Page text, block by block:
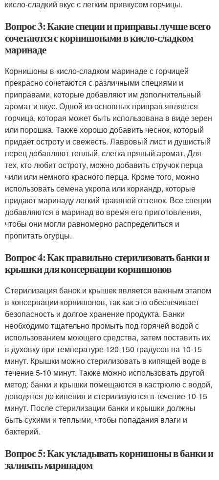
кисло-сладкий вкус с легким привкусом горчицы.
Вопрос 3: Какие специи и приправы лучше всего
сочетаются с корнишонами в кисло-сладком
маринаде
Корнишоны в кисло-сладком маринаде с горчицей
прекрасно сочетаются с различными специями и
приправами, которые добавляют им дополнительный
аромат и вкус. Одной из основных приправ является
горчица, которая может быть использована в виде зерен
или порошка. Также хорошо добавить чеснок, который
придает остроту и свежесть. Лавровый лист и душистый
перец добавляют теплый, слегка пряный аромат. Для
тех, кто любит остроту, можно добавить стручок перца
чили или немного красного перца. Кроме того, можно
использовать семена укропа или кориандр, которые
придают маринаду легкий травяной оттенок. Все специи
добавляются в маринад во время его приготовления,
чтобы они могли равномерно распределиться и
пропитать огурцы.
Вопрос 4: Как правильно стерилизовать банки и
крышки для консервации корнишонов
Стерилизация банок и крышек является важным этапом
в консервации корнишонов, так как это обеспечивает
безопасность и долгое хранение продукта. Банки
необходимо тщательно промыть под горячей водой с
использованием моющего средства, затем поставить их
в духовку при температуре 120-150 градусов на 10-15
минут. Крышки можно стерилизовать в кипящей воде в
течение 5-10 минут. Также можно использовать другой
метод: банки и крышки помещаются в кастрюлю с водой,
доводятся до кипения и стерилизуются в течение 10-15
минут. После стерилизации банки и крышки должны
быть сухими и теплыми, чтобы попадания влаги и
бактерий.
Вопрос 5: Как укладывать корнишоны в банки и
заливать маринадом